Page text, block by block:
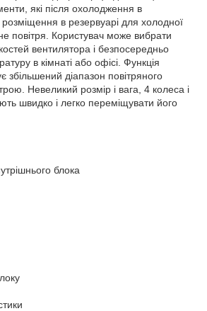
які після охолодження в
розміщення в резервуарі для холодної
повітря. Користувач може вибрати
вентилятора і безпосередньо
в кімнаті або офісі. Функція
збільшений діапазон повітряного
Невеликий розмір і вага, 4 колеса і
швидко і легко переміщувати його
блока